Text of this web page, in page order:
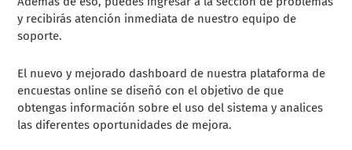
y recibirás atención inmediata de nuestro equipo de
soporte.
El nuevo y mejorado dashboard de nuestra plataforma de
encuestas online se diseñó con el objetivo de que
obtengas información sobre el uso del sistema y analices
las diferentes oportunidades de mejora.